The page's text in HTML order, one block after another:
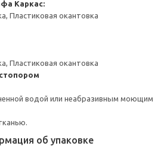
Каркас:
Пластиковая окантовка
Пластиковая окантовка
водой или неабразивным моющим
об упаковке